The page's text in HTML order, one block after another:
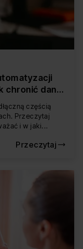
chronić dane i
częścią
Przeczytaj
i w jaki...
Przeczytaj